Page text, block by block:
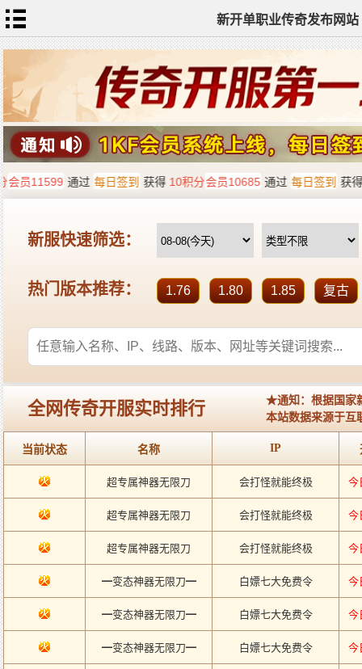
新开单职业传奇发布网站
网
站
首
页
单
职
业
传
奇
迷
失
传
奇
神
器
单
职
业
打
金
传
奇
sf
新
开
单
职
业
传
奇
全
站
标
签